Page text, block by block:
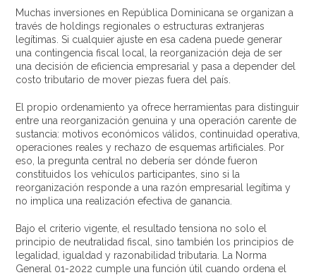
Muchas inversiones en República Dominicana se organizan a
través de holdings regionales o estructuras extranjeras
legítimas. Si cualquier ajuste en esa cadena puede generar
una contingencia fiscal local, la reorganización deja de ser
una decisión de eficiencia empresarial y pasa a depender del
costo tributario de mover piezas fuera del país.
El propio ordenamiento ya ofrece herramientas para distinguir
entre una reorganización genuina y una operación carente de
sustancia: motivos económicos válidos, continuidad operativa,
operaciones reales y rechazo de esquemas artificiales. Por
eso, la pregunta central no debería ser dónde fueron
constituidos los vehículos participantes, sino si la
reorganización responde a una razón empresarial legítima y
no implica una realización efectiva de ganancia.
Bajo el criterio vigente, el resultado tensiona no solo el
principio de neutralidad fiscal, sino también los principios de
legalidad, igualdad y razonabilidad tributaria. La Norma
General 01-2022 cumple una función útil cuando ordena el